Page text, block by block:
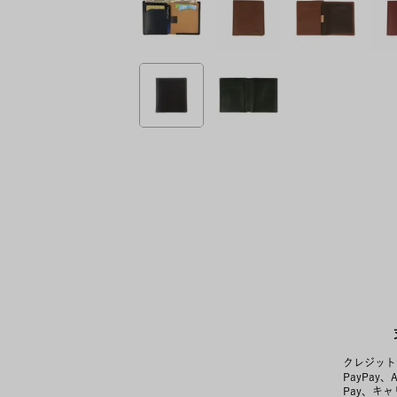
クレジッ
PayPay、
Pay、キャ